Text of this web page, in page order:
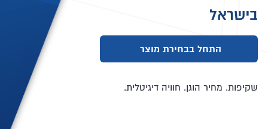
בישראל
התחל בבחירת מוצר
שקיפות. מחיר הוגן. חוויה דיגיטלית.